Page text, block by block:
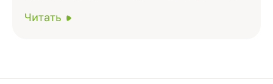
Читать